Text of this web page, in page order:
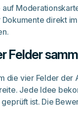
direkt
Felder
die vier Felder der
Jede Idee
ist. Die